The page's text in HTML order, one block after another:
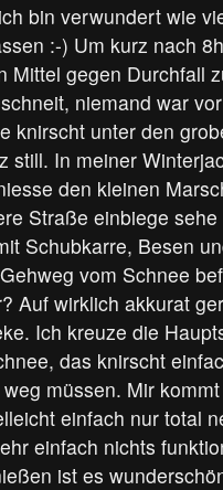
bin verwundert wie
:-) Um kurz nach
Mittel gegen Durchfall
niemand war
knirscht unter den
still. In meiner
den kleinen
Straße einbiege
Schubkarre, Besen
vom Schnee
Auf wirklich akkurat
Ich kreuze die
das knirscht
müssen. Mir
einfach nur total
einfach nichts
ist es